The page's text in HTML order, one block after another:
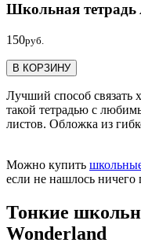
Школьная тетрадь
150руб.
В КОРЗИНУ
Лучший способ связать
такой тетрадью c
листов. Обложка из
Можно купить
если не нашлось ничего
Тонкие
Wonderland